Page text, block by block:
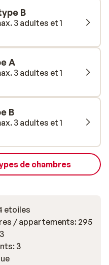
matin vous profiterez
et pourrez également
la piscine en journée. Le
pour le buffet.
B
3 adultes et 1
A
3 adultes et 1
B
3 adultes et 1
de chambres
etoiles
/ appartements: 295
3